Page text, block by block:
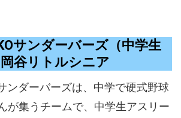
サンダーバーズ（中学生
谷リトルシニア
ンダーバーズは、中学で硬式野球
が集うチームで、中学生アスリー